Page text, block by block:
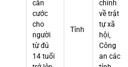
căn
cước
cho
người
từ đủ
14 tuổi
Tỉnh
chính
về trật
tự xã
hội,
Công
an các